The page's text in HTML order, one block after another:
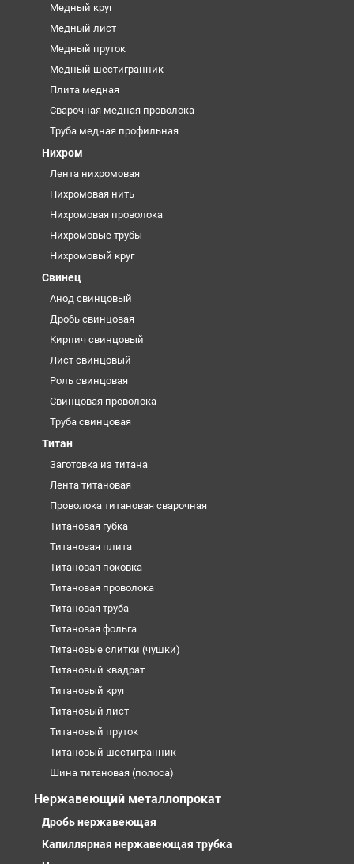
Медный круг
Медный лист
Медный пруток
Медный шестигранник
Плита медная
Сварочная медная проволока
Труба медная профильная
Нихром
Лента нихромовая
Нихромовая нить
Нихромовая проволока
Нихромовые трубы
Нихромовый круг
Свинец
Анод свинцовый
Дробь свинцовая
Кирпич свинцовый
Лист свинцовый
Роль свинцовая
Свинцовая проволока
Труба свинцовая
Титан
Заготовка из титана
Лента титановая
Проволока титановая сварочная
Титановая губка
Титановая плита
Титановая поковка
Титановая проволока
Титановая труба
Титановая фольга
Титановые слитки (чушки)
Титановый квадрат
Титановый круг
Титановый лист
Титановый пруток
Титановый шестигранник
Шина титановая (полоса)
Нержавеющий металлопрокат
Дробь нержавеющая
Капиллярная нержавеющая трубка